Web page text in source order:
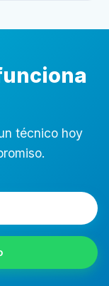
técnico hoy